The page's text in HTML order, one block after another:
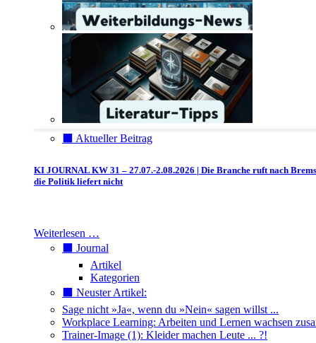
⬛️ Aktueller Beitrag
KI JOURNAL KW 31 – 27.07.-2.08.2026 | Die Branche ruft nach
die Politik liefert nicht
Weiterlesen …
⬛️ Journal
Artikel
Kategorien
⬛️ Neuster Artikel:
Sage nicht »Ja«, wenn du »Nein« sagen willst ...
Workplace Learning: Arbeiten und Lernen wachsen
Trainer-Image (1): Kleider machen Leute ... ?!